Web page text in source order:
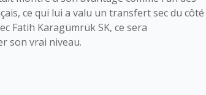
ce qui lui a valu un transfert sec du côté
Fatih Karagümrük SK, ce sera
son vrai niveau.